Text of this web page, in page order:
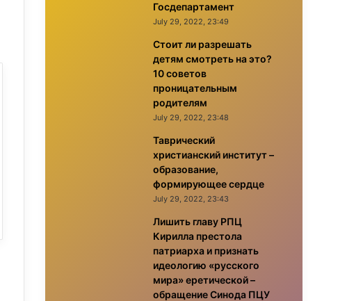
Госдепартамент
July 29, 2022, 23:49
Стоит ли разрешать
детям смотреть на это?
10 советов
проницательным
родителям
July 29, 2022, 23:48
Таврический
христианский институт –
образование,
формирующее сердце
July 29, 2022, 23:43
Лишить главу РПЦ
Кирилла престола
патриарха и признать
идеологию «русского
мира» еретической –
обращение Синода ПЦУ